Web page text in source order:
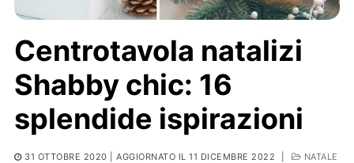
Centrotavola natalizi
Shabby chic: 16
splendide ispirazioni
31 OTTOBRE 2020 | AGGIORNATO IL 11 DICEMBRE 2022 NATALE